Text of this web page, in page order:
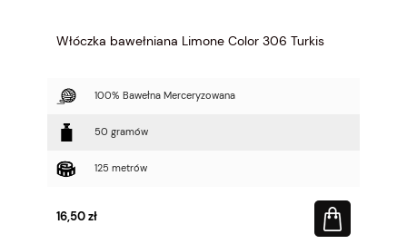
Włóczka bawełniana Limone Color 306 Turkis
100% Bawełna Merceryzowana
50 gramów
125 metrów
16,50 zł